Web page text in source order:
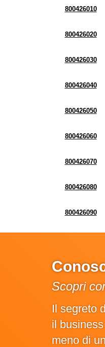
800426010
800426020
800426030
800426040
800426050
800426060
800426070
800426080
800426090
Scopri
Il segreto
il
meno di